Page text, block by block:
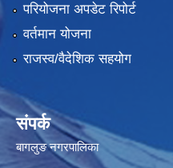
परियोजना अपडेट रिपोर्ट
वर्तमान योजना
राजस्व/वैदेशिक सहयोग
संपर्क
बागलुङ नगरपालिका